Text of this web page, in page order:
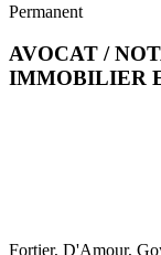
Permanent
AVOCAT /
IMMOBILIER
Fortier, D'Amour,